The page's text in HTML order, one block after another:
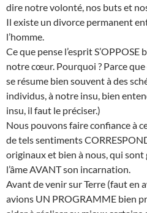
dire notre volonté, nos buts et
Il existe un divorce permanent
l’homme.
Ce que pense l’esprit
notre cœur. Pourquoi ? Parce que
se résume bien souvent à des
individus, à notre insu, bien
insu, il faut le préciser.)
Nous pouvons faire confiance à
de tels sentiments
originaux et bien à nous, qui sont
l’âme AVANT son incarnation.
Avant de venir sur Terre (faut en
avions UN PROGRAMME bien